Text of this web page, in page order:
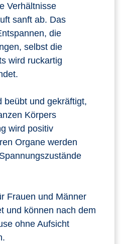
Verhältnisse
sanft ab. Das
die
selbst die
wird ruckartig
beübt und gekräftigt,
Körpers
wird positiv
Organe werden
Frauen und Männer
und können nach dem
ohne Aufsicht